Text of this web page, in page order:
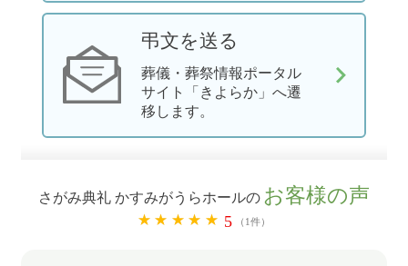
弔文を送る
葬儀・葬祭情報ポータル
サイト「きよらか」へ遷
移します。
さがみ典礼 かすみがうらホールの お客様の声
5 （1件）